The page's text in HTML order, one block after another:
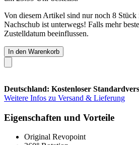
Von diesem Artikel sind nur noch 8 Stück
Nachschub ist unterwegs! Falls mehr
Zustelldatum beeinflussen.
In den Warenkorb
Deutschland: Kostenloser
Weitere Infos zu Versand & Lieferung
Eigenschaften und Vorteile
Original Revopoint